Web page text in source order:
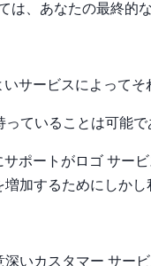
は、あなたの最終的
サービスによって
ていることは可能
ポートがロゴ サー
加するためにしかし
いカスタマー サー